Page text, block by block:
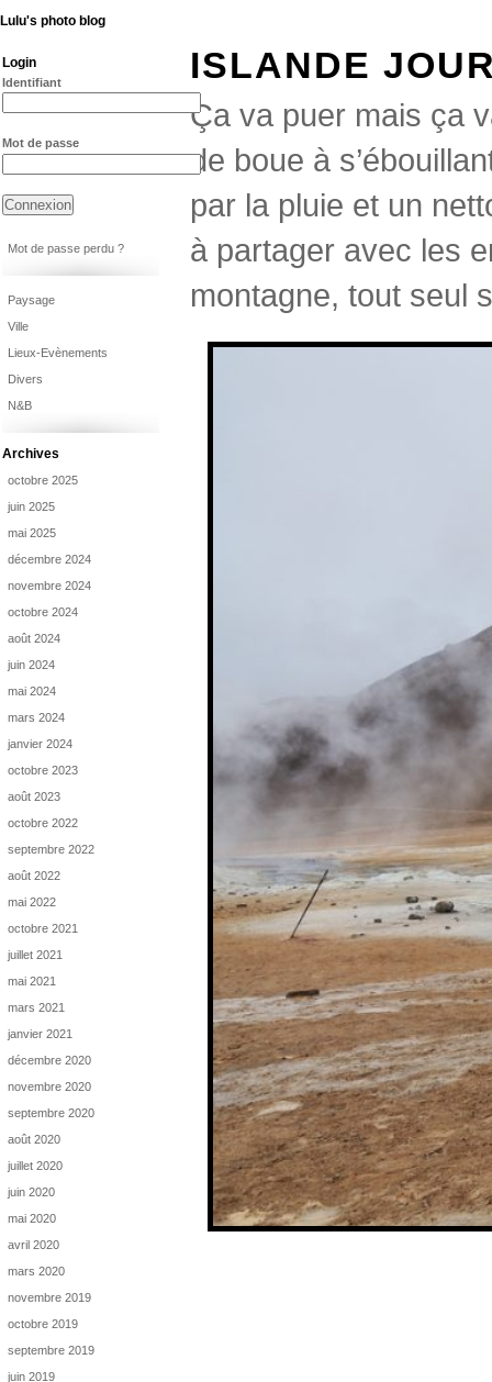
Lulu's photo blog
ISLANDE
Ça va puer mais ça
de boue à
par la pluie et un
à partager avec les
montagne, tout seul
Login
Identifiant
Mot de passe
Mot de passe perdu ?
Paysage
Ville
Lieux-Evènements
Divers
N&B
Archives
octobre 2025
juin 2025
mai 2025
décembre 2024
novembre 2024
octobre 2024
août 2024
juin 2024
mai 2024
mars 2024
janvier 2024
octobre 2023
août 2023
octobre 2022
septembre 2022
août 2022
mai 2022
octobre 2021
juillet 2021
mai 2021
mars 2021
janvier 2021
décembre 2020
novembre 2020
septembre 2020
août 2020
juillet 2020
juin 2020
mai 2020
avril 2020
mars 2020
novembre 2019
octobre 2019
septembre 2019
juin 2019